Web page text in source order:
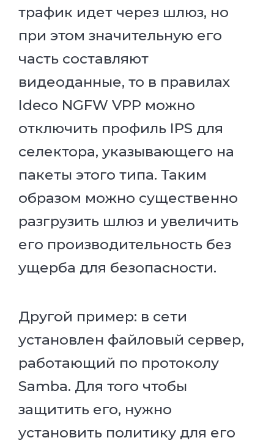
трафик идет через шлюз, но
при этом значительную его
часть составляют
видеоданные, то в правилах
Ideco NGFW VPP можно
отключить профиль IPS для
селектора, указывающего на
пакеты этого типа. Таким
образом можно существенно
разгрузить шлюз и увеличить
его производительность без
ущерба для безопасности.
Другой пример: в сети
установлен файловый сервер,
работающий по протоколу
Samba. Для того чтобы
защитить его, нужно
установить политику для его